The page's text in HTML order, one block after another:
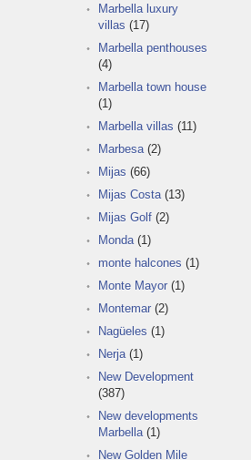
Marbella luxury
villas (17)
Marbella penthouses
(4)
Marbella town house
(1)
Marbella villas (11)
Marbesa (2)
Mijas (66)
Mijas Costa (13)
Mijas Golf (2)
Monda (1)
monte halcones (1)
Monte Mayor (1)
Montemar (2)
Nagüeles (1)
Nerja (1)
New Development
(387)
New developments
Marbella (1)
New Golden Mile